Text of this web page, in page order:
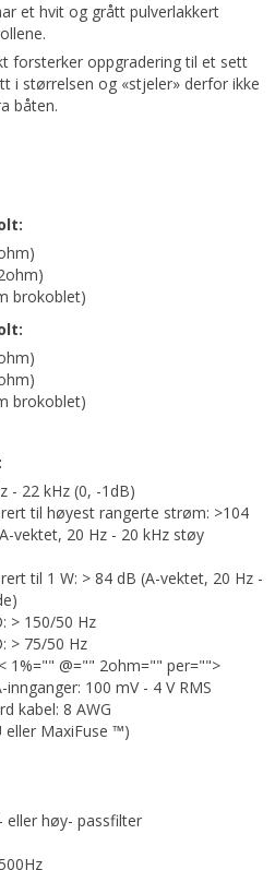
et hvit og grått pulverlakkert
forsterker oppgradering til et sett
i størrelsen og «stjeler» derfor ikke
båten.
brokoblet)
brokoblet)
- 22 kHz (0, -1dB)
til høyest rangerte strøm: >104
vektet, 20 Hz - 20 kHz støy
til 1 W: > 84 dB (A-vektet, 20 Hz -
> 150/50 Hz
> 75/50 Hz
1%="" @="" 2ohm="" per="">
100 mV - 4 V RMS
kabel: 8 AWG
eller MaxiFuse ™)
eller høy- passfilter